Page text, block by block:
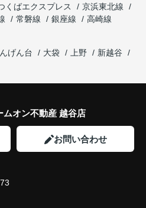
くばエクスプレス
京浜東北線
常磐線 銀座線
高崎線
げん台 大袋 上野
新越谷
ムオン不動産 越谷店
お問い合わせ